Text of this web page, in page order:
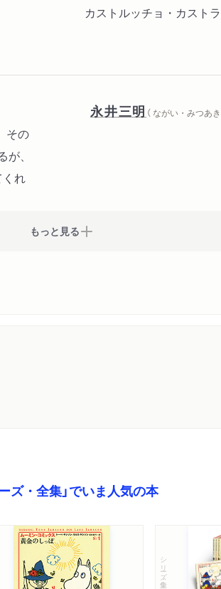
カストルッチョ・カスト
その
、
くれ
永井三明 （ ながい・みつあき
もっと見る
ズ・全集」でいま人気の本
シリーズ・全集